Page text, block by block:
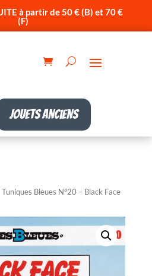
à partir de 50 € (B) et 70 €
(F)
Jouets anciens
Bleues N°20 – Black Face